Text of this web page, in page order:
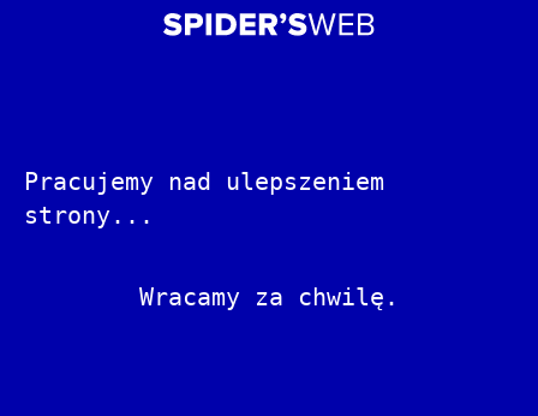
Pracujemy nad ulepszeniem
strony...
Wracamy za chwilę.